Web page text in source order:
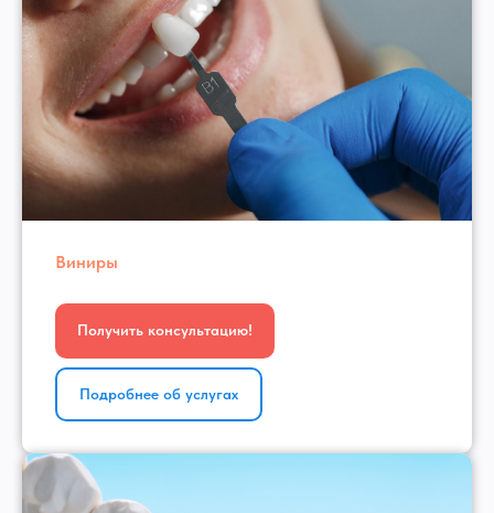
Виниры
Получить консультацию!
Подробнее об услугах